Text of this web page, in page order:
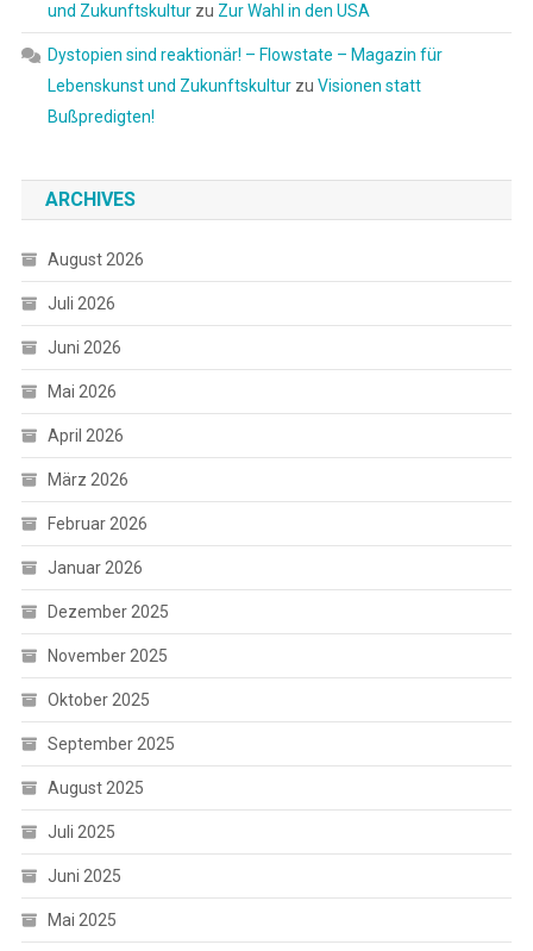
und Zukunftskulturzu Zur Wahl in den USA
Dystopien sind reaktionär! – Flowstate – Magazin für
Lebenskunst und Zukunftskulturzu Visionen statt
Bußpredigten!
ARCHIVES
August 2026
Juli 2026
Juni 2026
Mai 2026
April 2026
März 2026
Februar 2026
Januar 2026
Dezember 2025
November 2025
Oktober 2025
September 2025
August 2025
Juli 2025
Juni 2025
Mai 2025